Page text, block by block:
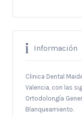
Información
Clinica Dental
Valencia, con las
Ortodolongía
Blanqueamiento.